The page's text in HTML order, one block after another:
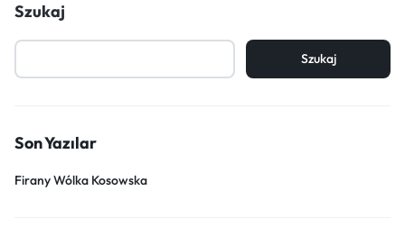
Szukaj
Szukaj
Son Yazılar
Firany Wólka Kosowska